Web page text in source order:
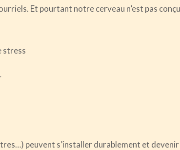
Et pourtant notre cerveau n’est pas
stress
peuvent s’installer durablement et devenir